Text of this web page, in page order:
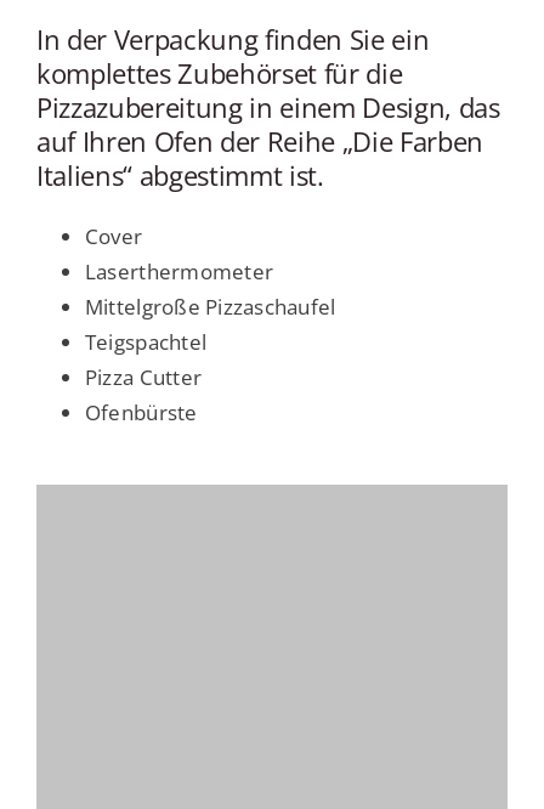
In der Verpackung finden Sie ein
komplettes Zubehörset für die
Pizzazubereitung in einem Design, das
auf Ihren Ofen der Reihe „Die Farben
Italiens“ abgestimmt ist.
Cover
Laserthermometer
Mittelgroße Pizzaschaufel
Teigspachtel
Pizza Cutter
Ofenbürste